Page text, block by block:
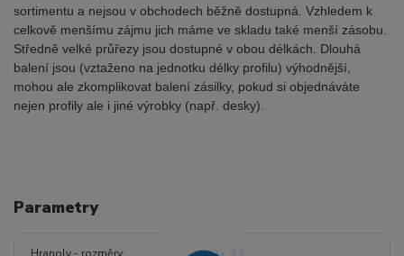
sortimentu a nejsou v obchodech běžně dostupná. Vzhledem k
celkově menšímu zájmu jich máme ve skladu také menší zásobu.
Středně velké průřezy jsou dostupné v obou délkách. Dlouhá
balení jsou (vztaženo na jednotku délky profilu) výhodnější,
mohou ale zkomplikovat balení zásilky, pokud si objednáváte
nejen profily ale i jiné výrobky (např. desky).
Parametry